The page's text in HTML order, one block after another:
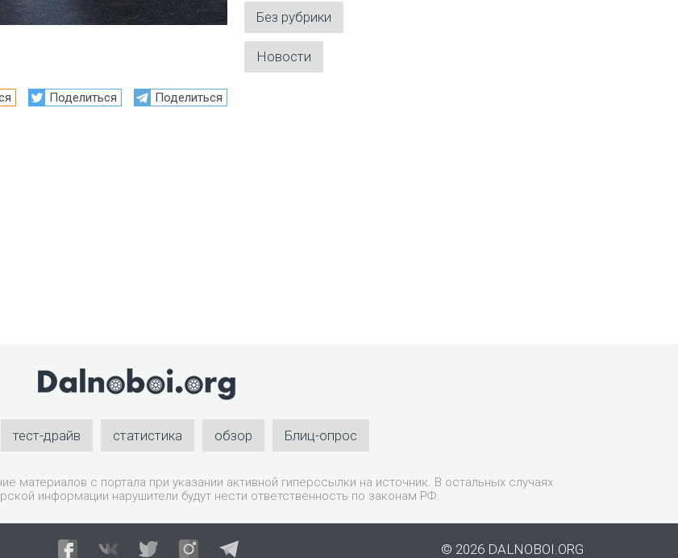
Без рубрики
Новости
Поделиться Поделиться
тест-драйв статистика обзор Блиц-опрос
материалов с портала при указании активной гиперссылки на источник. В остальных случаях
информации нарушители будут нести ответственность по законам РФ.
© 2026 DALNOBOI.ORG